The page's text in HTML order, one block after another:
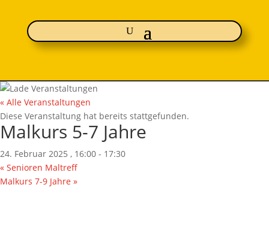
« Alle Veranstaltungen
Diese Veranstaltung hat bereits stattgefunden.
Malkurs 5-7 Jahre
24. Februar 2025 , 16:00 - 17:30
« Senioren Maltreff
Malkurs 7-9 Jahre »